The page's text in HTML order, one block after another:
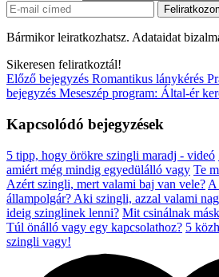
Bármikor leiratkozhatsz. Adataidat
Sikeresen feliratkoztál!
Előző bejegyzés Romantikus lánykérés
bejegyzés Meseszép program: Által-ér
Kapcsolódó bejegyzések
5 tipp, hogy örökre szingli maradj - videó
amiért még mindig egyedülálló vagy Te
Azért szingli, mert valami baj van vele? A
állampolgár? Aki szingli, azzal valami
ideig szinglinek lenni? Mit csinálnak
Túl önálló vagy egy kapcsolathoz? 5
szingli vagy!